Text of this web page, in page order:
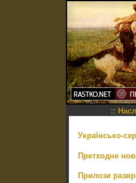
::
Українсько-
Претходне
Прилози